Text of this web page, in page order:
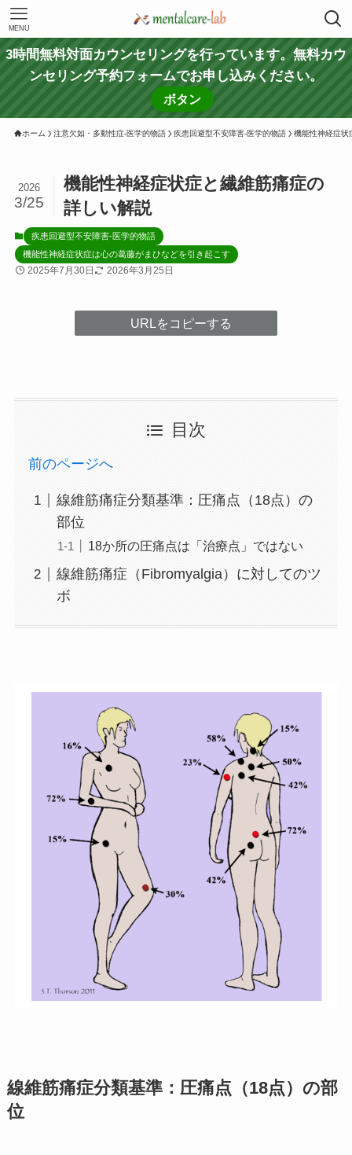
MENU
3時間無料対面カウンセリングを行っています。無料カウ
ンセリング予約フォームでお申し込みください。
ボタン
ホーム 注意欠如・多動性症-医学的物語 疾患回避型不安障害-医学的物語 機能性神経症状
機能性神経症状症と繊維筋痛症の
詳しい解説
2026
3/25
疾患回避型不安障害-医学的物語
機能性神経症状症は心の葛藤がまひなどを引き起こす
2025年7月30日 2026年3月25日
URLをコピーする
目次
前のページへ
線維筋痛症分類基準：圧痛点（18点）の
部位
18か所の圧痛点は「治療点」ではない
線維筋痛症（Fibromyalgia）に対してのツ
ボ
線維筋痛症分類基準： 圧痛点（18点）の部
位